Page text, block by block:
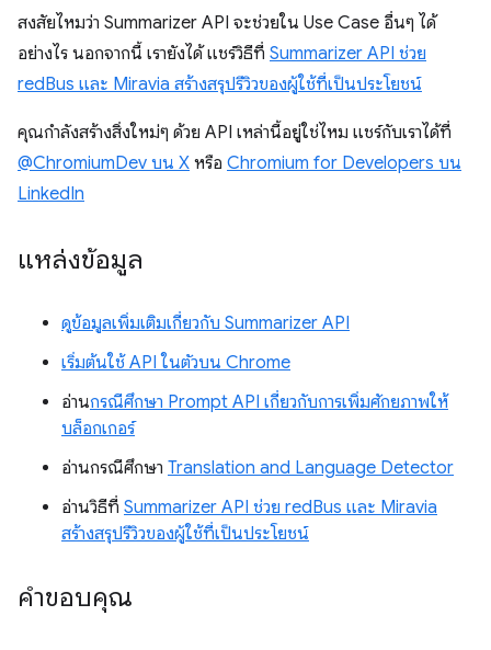
สงสัยไหมว่า Summarizer API จะช่วยใน Use Case อื่นๆ ได้
อย่างไร นอกจากนี้ เรายังได้ แชร์วิธีที่ Summarizer API ช่วย
redBus และ Miravia สร้างสรุปรีวิวของผู้ใช้ที่เป็นประโยชน์
คุณกำลังสร้างสิ่งใหม่ๆ ด้วย API เหล่านี้อยู่ใช่ไหม แชร์กับเราได้ที่
@ChromiumDev บน X หรือ Chromium for Developers บน
LinkedIn
แหล่งข้อมูล
ดูข้อมูลเพิ่มเติมเกี่ยวกับ Summarizer API
เริ่มต้นใช้ API ในตัวบน Chrome
อ่านกรณีศึกษา Prompt API เกี่ยวกับการเพิ่มศักยภาพให้
บล็อกเกอร์
อ่านกรณีศึกษา Translation and Language Detector
อ่านวิธีที่ Summarizer API ช่วย redBus และ Miravia
สร้างสรุปรีวิวของผู้ใช้ที่เป็นประโยชน์
คำขอบคุณ